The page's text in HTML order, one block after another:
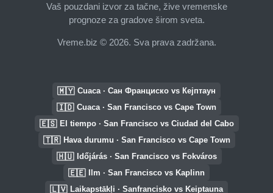
Vaš pouzdani izvor za tačne, žive vremenske
prognoze za gradove širom sveta.
Vreme.biz © 2026. Sva prava zadržana.
🇲🇾 Cuaca · Сан Франциско vs Кејптаун
🇮🇩 Cuaca · San Francisco vs Cape Town
🇪🇸 El tiempo · San Francisco vs Ciudad del Cabo
🇹🇷 Hava durumu · San Francisco vs Cape Town
🇭🇺 Időjárás · San Francisco vs Fokváros
🇪🇪 Ilm · San Francisco vs Kaplinn
🇱🇻 Laikapstākļi · Sanfrancisko vs Keiptauna